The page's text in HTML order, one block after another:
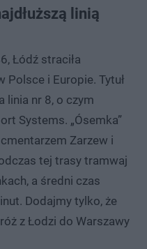
linią
Łódź straciła
Polsce i Europie. Tytuł
linia nr 8, o czym
Systems. „Ósemka”
Zarzew i
tej trasy tramwaj
a średni czas
Dodajmy tylko, że
z Łodzi do Warszawy